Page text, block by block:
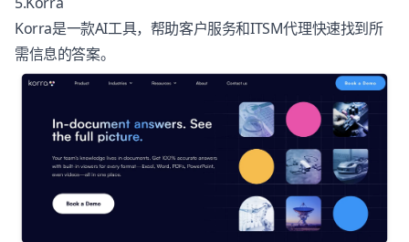
Korra是一款AI工具，帮助客户服务和ITSM代理快速找到所
需信息的答案。